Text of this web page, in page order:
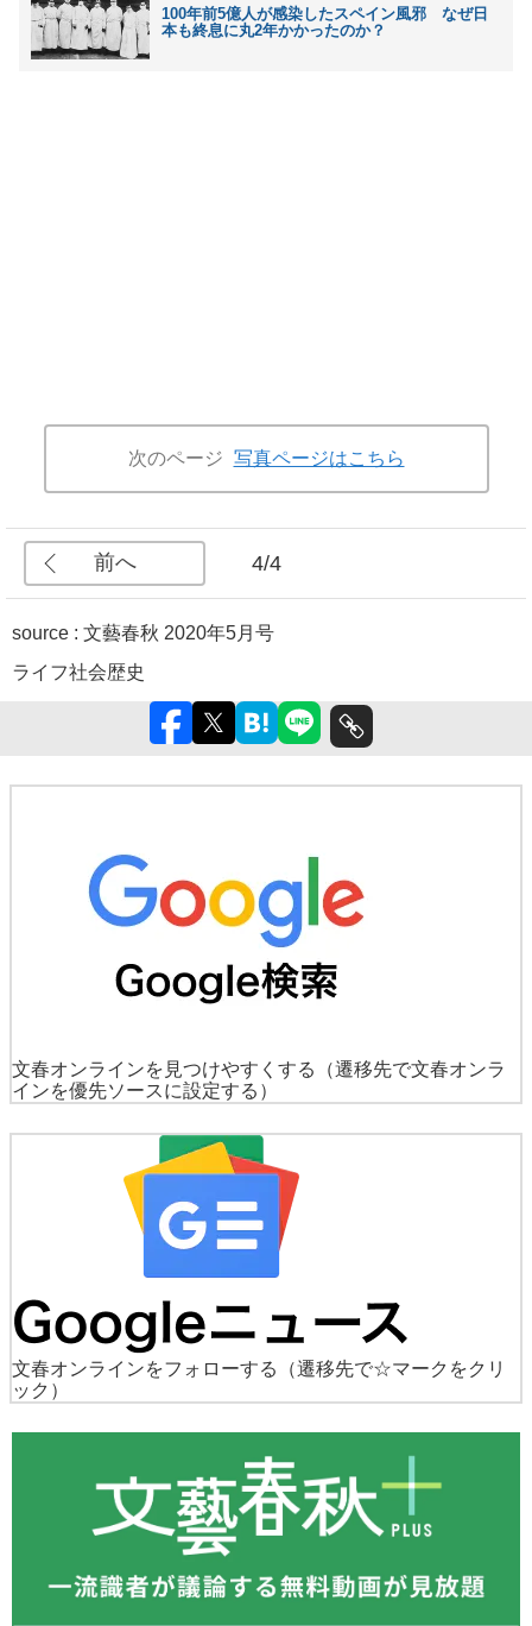
100年前5億人が感染したスペイン風邪 なぜ日
本も終息に丸2年かかったのか？
次のページ 写真ページはこちら
前へ 4/4
source : 文藝春秋 2020年5月号
ライフ社会歴史
文春オンラインを見つけやすくする
（遷移先で文春オンラ
インを優先ソースに設定する）
文春オンラインをフォローする
（遷移先で☆マークをクリ
ック）